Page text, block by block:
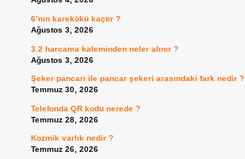
6’nın karekökü kaçtır ?
Ağustos 3, 2026
3.2 harcama kaleminden neler alınır ?
Ağustos 3, 2026
Şeker pancarı ile pancar şekeri arasındaki fark nedir ?
Temmuz 30, 2026
Telefonda QR kodu nerede ?
Temmuz 28, 2026
Kozmik varlık nedir ?
Temmuz 26, 2026